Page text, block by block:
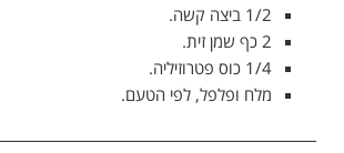
1/2 ביצה קשה.
2 כף שמן זית.
1/4 כוס פטרוזיליה.
מלח ופלפל, לפי הטעם.